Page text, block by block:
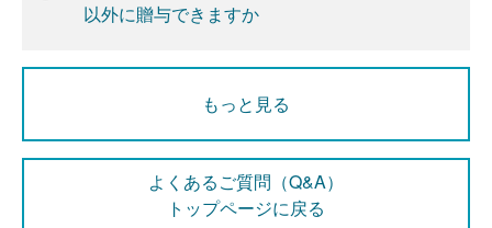
以外に贈与できますか
もっと見る
よくあるご質問（Q&A）
トップページに戻る